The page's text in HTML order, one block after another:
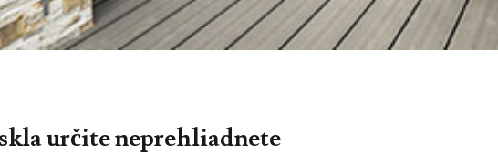
určite neprehliadnete